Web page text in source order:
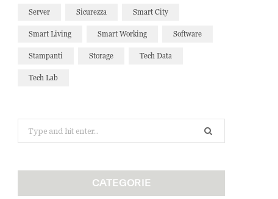
Server Sicurezza Smart City
Smart Living Smart Working Software
Stampanti Storage Tech Data
Tech Lab
for:
CATEGORIE